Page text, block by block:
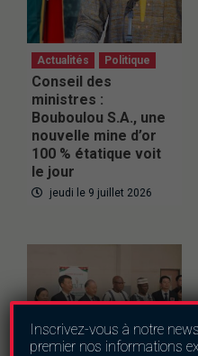
Actualités Politique
Conseil des
ministres :
Bouboulou S.A., une
nouvelle mine d’or
100 % étatique voit
le jour
jeudi le 9 juillet 2026
Inscrivez-vous à notre
premier nos informations